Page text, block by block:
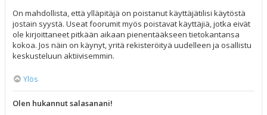
On mahdollista, että ylläpitäjä on poistanut käyttäjätilisi käytöstä
jostain syystä. Useat foorumit myös poistavat käyttäjiä, jotka eivät
ole kirjoittaneet pitkään aikaan pienentääkseen tietokantansa
kokoa. Jos näin on käynyt, yritä rekisteröityä uudelleen ja osallistu
keskusteluun aktiivisemmin.
Ylös
Olen hukannut salasanani!